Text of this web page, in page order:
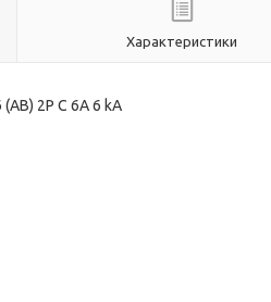
Характеристики
2P С 6А 6 kA